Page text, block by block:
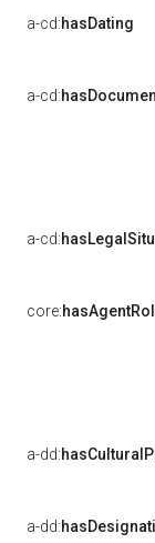
a-cd:hasDating
a-cd:
a-cd:
core:
a-dd:
a-dd: